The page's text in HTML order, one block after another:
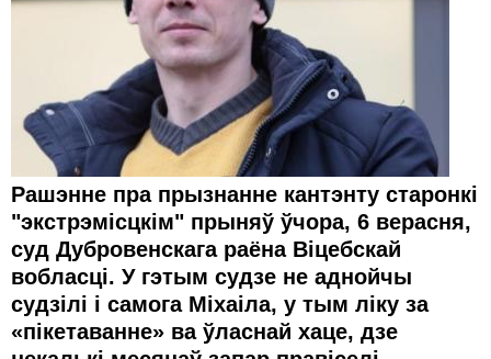
Рашэнне пра прызнанне кантэнту старонкі
"экстрэмісцкім" прыняў ўчора, 6 верасня,
суд Дубровенскага раёна Віцебскай
вобласці. У гэтым судзе не аднойчы
судзілі і самога Міхаіла, у тым ліку за
«пікетаванне» ва ўласнай хаце, дзе